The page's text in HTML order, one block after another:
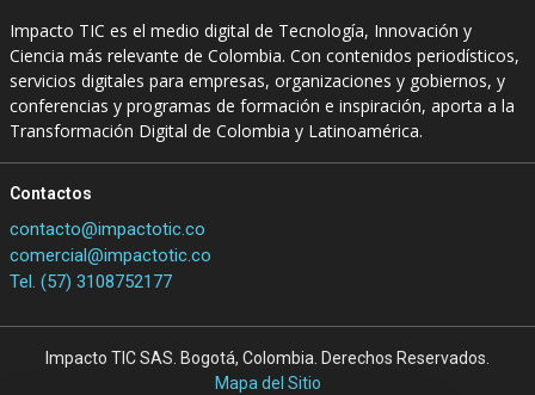
Impacto TIC es el medio digital de Tecnología, Innovación y
Ciencia más relevante de Colombia. Con contenidos periodísticos,
servicios digitales para empresas, organizaciones y gobiernos, y
conferencias y programas de formación e inspiración, aporta a la
Transformación Digital de Colombia y Latinoamérica.
Contactos
contacto@impactotic.co
comercial@impactotic.co
Tel. (57) 3108752177
Impacto TIC SAS. Bogotá, Colombia. Derechos Reservados.
Mapa del Sitio